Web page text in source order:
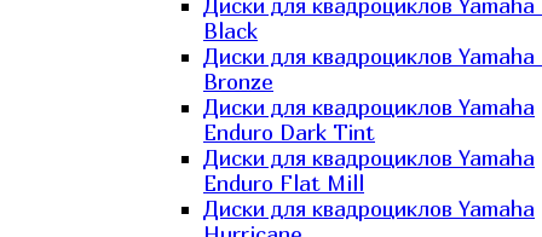
Диски для квадроциклов
Black
Диски для квадроциклов
Bronze
Диски для квадроциклов Yamaha
Enduro Dark Tint
Диски для квадроциклов Yamaha
Enduro Flat Mill
Диски для квадроциклов Yamaha